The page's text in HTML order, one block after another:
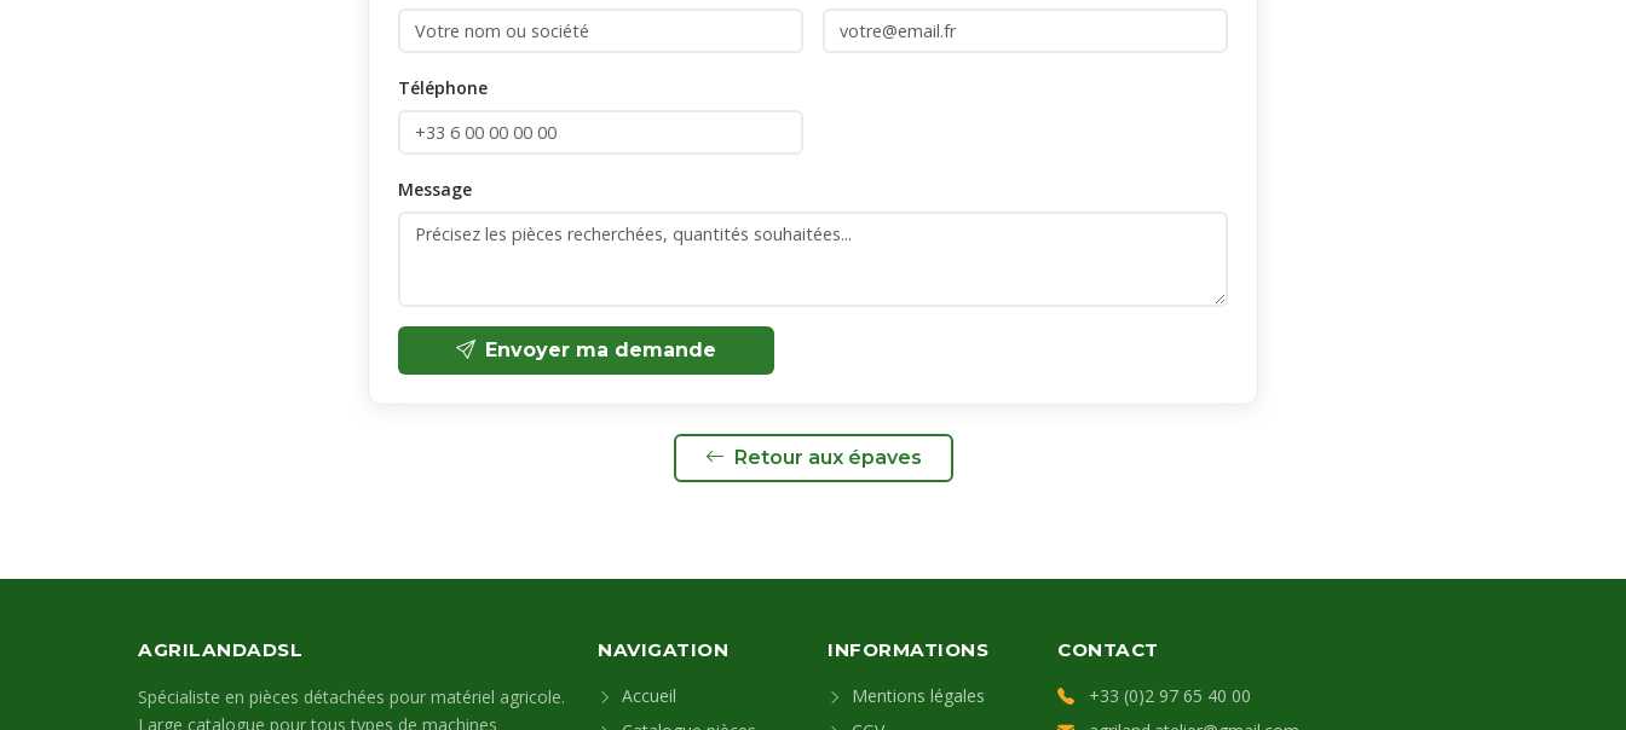
Téléphone
Message
Envoyer ma demande
Retour aux épaves
AGRILANDADSL
Spécialiste en pièces détachées pour matériel agricole.
Large catalogue pour tous types de machines
NAVIGATION
Accueil
INFORMATIONS
Mentions légales
CONTACT
+33 (0)2 97 65 40 00